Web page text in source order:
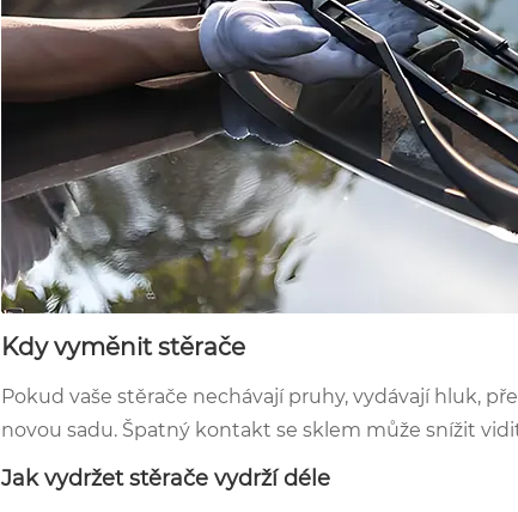
Kdy vyměnit stěrače
Pokud vaše stěrače nechávají pruhy, vydávají hluk,
novou sadu. Špatný kontakt se sklem může snížit
Jak vydržet stěrače vydrží déle